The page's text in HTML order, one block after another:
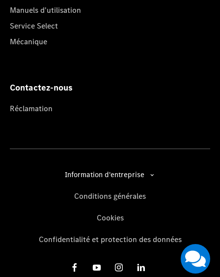
Manuels d'utilisation
Service Select
Mécanique
Contactez-nous
Réclamation
Information d'entreprise
Conditions générales
Cookies
Confidentialité et protection des données